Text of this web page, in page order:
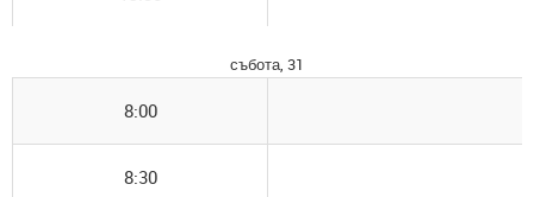
събота, 31
8:00
8:30